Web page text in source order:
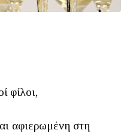
φίλοι,
αφιερωμένη στη